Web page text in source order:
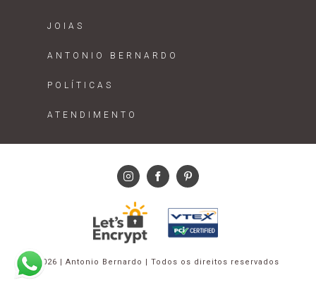
JOIAS
ANTONIO BERNARDO
POLÍTICAS
ATENDIMENTO
2026 | Antonio Bernardo | Todos os direitos reservados